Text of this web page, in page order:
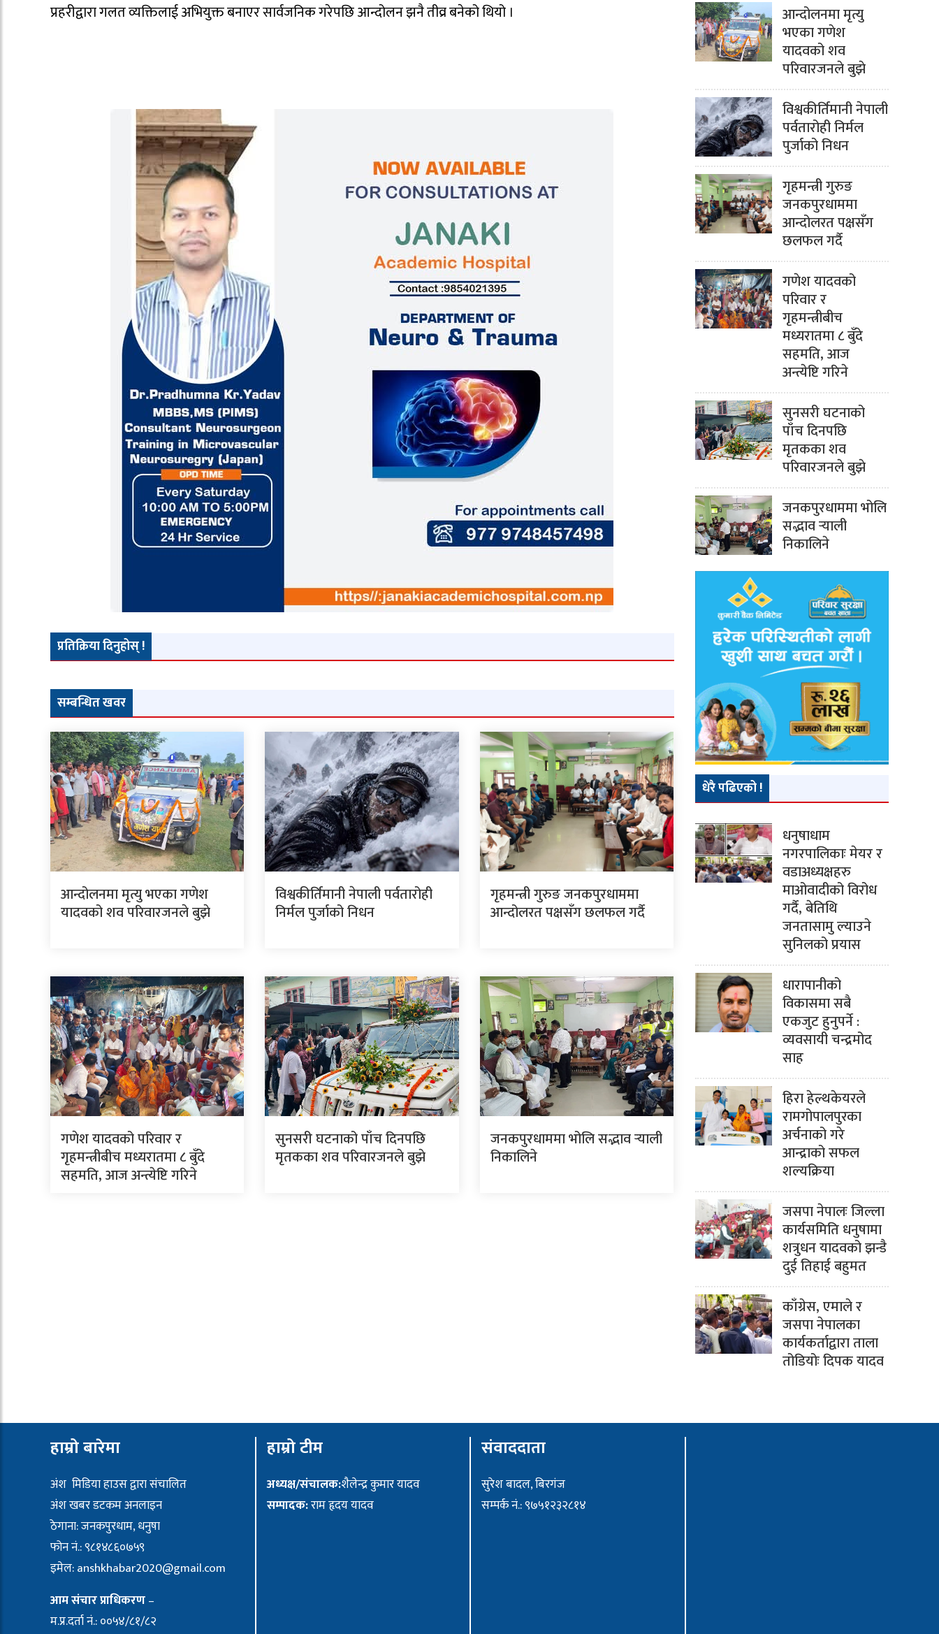
प्रहरीद्वारा गलत व्यक्तिलाई अभियुक्त बनाएर सार्वजनिक गरेपछि आन्दोलन झनै तीव्र बनेको थियो ।
प्रतिक्रिया दिनुहोस् !
सम्बन्धित खवर
आन्दोलनमा मृत्यु भएका गणेश
यादवको शव परिवारजनले बुझे
विश्वकीर्तिमानी नेपाली पर्वतारोही
निर्मल पुर्जाको निधन
गृहमन्त्री गुरुङ जनकपुरधाममा
आन्दोलरत पक्षसँग छलफल गर्दै
गणेश यादवको परिवार र
गृहमन्त्रीबीच मध्यरातमा ८ बुँदे
सहमति, आज अन्त्येष्टि गरिने
सुनसरी घटनाको पाँच दिनपछि
मृतकका शव परिवारजनले बुझे
जनकपुरधाममा भोलि सद्भाव र्‍याली
निकालिने
आन्दोलनमा मृत्यु
भएका गणेश
यादवको शव
परिवारजनले बुझे
विश्वकीर्तिमानी नेपाली
पर्वतारोही निर्मल
पुर्जाको निधन
गृहमन्त्री गुरुङ
जनकपुरधाममा
आन्दोलरत पक्षसँग
छलफल गर्दै
गणेश यादवको
परिवार र
गृहमन्त्रीबीच
मध्यरातमा ८ बुँदे
सहमति, आज
अन्त्येष्टि गरिने
सुनसरी घटनाको
पाँच दिनपछि
मृतकका शव
परिवारजनले बुझे
जनकपुरधाममा भोलि
सद्भाव र्‍याली
निकालिने
धेरै पढिएको !
धनुषाधाम
नगरपालिकाः मेयर र
वडाअध्यक्षहरु
माओवादीको विरोध
गर्दै, बेतिथि
जनतासामु ल्याउने
सुनिलको प्रयास
धारापानीको
विकासमा सबै
एकजुट हुनुपर्ने :
व्यवसायी चन्द्रमोद
साह
हिरा हेल्थकेयरले
रामगोपालपुरका
अर्चनाको गरे
आन्द्राको सफल
शल्यक्रिया
जसपा नेपालः जिल्ला
कार्यसमिति धनुषामा
शत्रुधन यादवको झन्डै
दुई तिहाई बहुमत
काँग्रेस, एमाले र
जसपा नेपालका
कार्यकर्ताद्वारा ताला
तोडियोः दिपक यादव
हाम्रो बारेमा
अंश मिडिया हाउस द्वारा संचालित
अंश खबर डटकम अनलाइन
ठेगाना: जनकपुरधाम, धनुषा
फोन नं.: ९८१४८६०७५९
इमेल:anshkhabar2020@gmail.com
आम संचार प्राधिकरण–
म.प्र.दर्ता नं.: ००५४/८१/८२
हाम्रो टीम
अध्यक्ष/संचालक:शैलेन्द्र कुमार यादव
सम्पादक:राम हृदय यादव
संवाददाता
सुरेश बादल, बिरगंज
सम्पर्क नं.: ९७५१२३२८१४